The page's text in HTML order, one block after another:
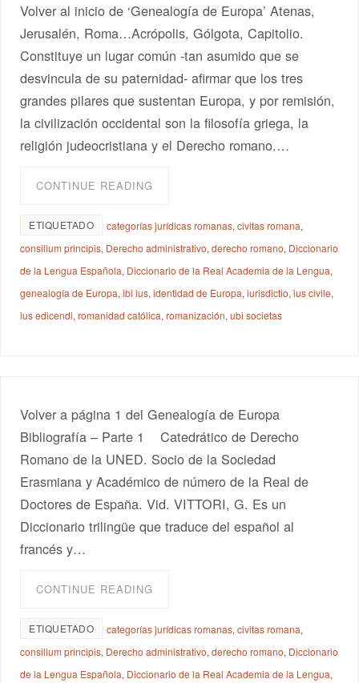
Volver al inicio de ‘Genealogía de Europa’ Atenas,
Jerusalén, Roma…Acrópolis, Gólgota, Capitolio.
Constituye un lugar común -tan asumido que se
desvincula de su paternidad- afirmar que los tres
grandes pilares que sustentan Europa, y por remisión,
la civilización occidental son la filosofía griega, la
religión judeocristiana y el Derecho romano.…
CONTINUE READING
ETIQUETADO categorías jurídicas romanas,civitas romana,
consilium principis, Derecho administrativo,derecho romano, Diccionario
de la Lengua Española, Diccionario de la Real Academia de la Lengua,
genealogía de Europa,ibi ius,identidad de Europa,iurisdictio,ius civile,
ius edicendi,romanidad católica,romanización,ubi societas
Volver a página 1 del Genealogía de Europa
Bibliografía – Parte 1 Catedrático de Derecho
Romano de la UNED. Socio de la Sociedad
Erasmiana y Académico de número de la Real de
Doctores de España. Vid. VITTORI, G. Es un
Diccionario trilingüe que traduce del español al
francés y…
CONTINUE READING
ETIQUETADO categorías jurídicas romanas,civitas romana,
consilium principis, Derecho administrativo,derecho romano, Diccionario
de la Lengua Española, Diccionario de la Real Academia de la Lengua,